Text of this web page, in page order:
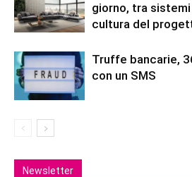
giorno, tra
cultura del
Truffe bancarie,
con un SMS
Newsletter